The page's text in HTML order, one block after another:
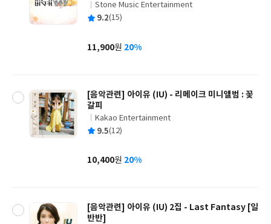
글
쓴
출
사
Stone Music Entertainment
평 9.2(15)
가
11,900원 20%
[음악관련] 아이유 (IU) - 리메이크 미니앨범 : 꽃
갈피
글
쓴
출
사
Kakao Entertainment
평 9.5(12)
가
10,400원 20%
[음악관련] 아이유 (IU) 2집 - Last Fantasy [일
반반]